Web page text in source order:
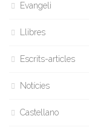
Evangeli
Llibres
Escrits-articles
Notícies
Castellano